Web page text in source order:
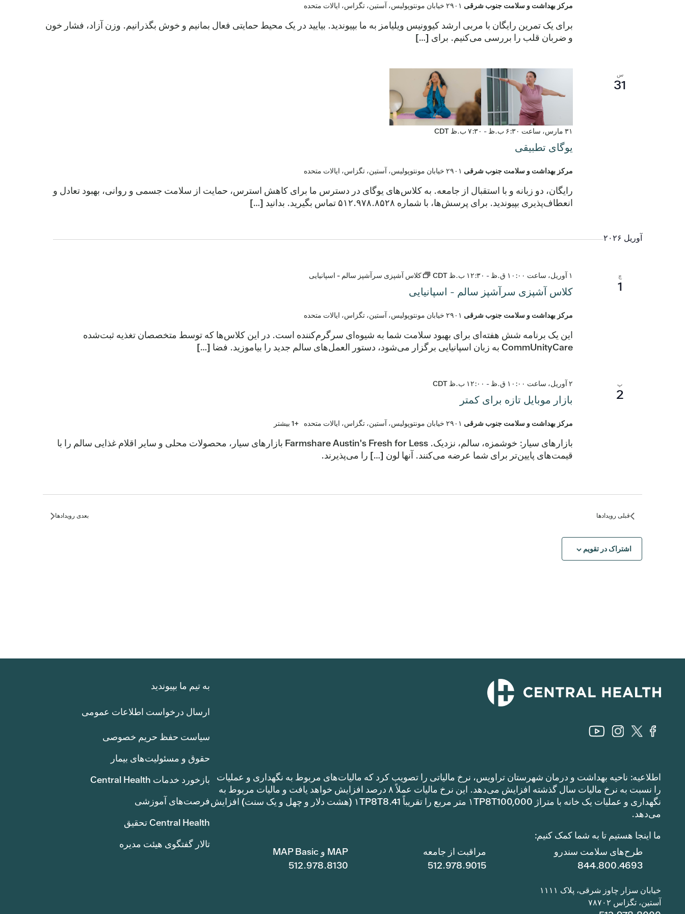
مرکز بهداشت و سلامت جنوب شرقی ۲۹۰۱ خیابان مونتوپولیس، آستین، تگزاس، ایالات متحده
برای یک تمرین رایگان با مربی ارشد کیوونیس ویلیامز به ما بپیوندید. بیایید در یک محیط حمایتی فعال بمانیم و خوش بگذرانیم. وزن آزاد، فشار خون
و ضربان قلب را بررسی می‌کنیم. برای […]
س
31
یوگای تطبیقی
۳۱ مارس، ساعت ۶:۳۰ ب.ظ - ۷:۳۰ ب.ظ CDT
مرکز بهداشت و سلامت جنوب شرقی ۲۹۰۱ خیابان مونتوپولیس، آستین، تگزاس، ایالات متحده
رایگان، دو زبانه و با استقبال از جامعه. به کلاس‌های یوگای در دسترس ما برای کاهش استرس، حمایت از سلامت جسمی و روانی، بهبود تعادل و
انعطاف‌پذیری بپیوندید. برای پرسش‌ها، با شماره ۵۱۲.۹۷۸.۸۵۲۸ تماس بگیرید. بدانید […]
آوریل ۲۰۲۶
چ
1 کلاس آشپزی سرآشپز سالم - اسپانیایی
۱ آوریل، ساعت ۱۰:۰۰ ق.ظ - ۱۲:۳۰ ب.ظ CDT کلاس آشپزی سرآشپز سالم - اسپانیایی
مرکز بهداشت و سلامت جنوب شرقی ۲۹۰۱ خیابان مونتوپولیس، آستین، تگزاس، ایالات متحده
این یک برنامه شش هفته‌ای برای بهبود سلامت شما به شیوه‌ای سرگرم‌کننده است. در این کلاس‌ها که توسط متخصصان تغذیه ثبت‌شده
CommUnityCare به زبان اسپانیایی برگزار می‌شود، دستور العمل‌های سالم جدید را بیاموزید. فضا […]
پ
2 بازار موبایل تازه برای کمتر
۲ آوریل، ساعت ۱۰:۰۰ ق.ظ - ۱۲:۰۰ ب.ظ CDT
مرکز بهداشت و سلامت جنوب شرقی ۲۹۰۱ خیابان مونتوپولیس، آستین، تگزاس، ایالات متحده +1 بیشتر
بازارهای سیار: خوشمزه، سالم، نزدیک. Farmshare Austin's Fresh for Less بازارهای سیار، محصولات محلی و سایر اقلام غذایی سالم را با
قیمت‌های پایین‌تر برای شما عرضه می‌کنند. آنها لون […] را می‌پذیرند.
قبلی رویدادها بعدی رویدادها
اشتراک در تقویم
اطلاعیه: ناحیه بهداشت و درمان شهرستان تراویس، نرخ مالیاتی را تصویب کرد که مالیات‌های مربوط به نگهداری و عملیات
را نسبت به نرخ مالیات سال گذشته افزایش می‌دهد. این نرخ مالیات عملاً ۸ درصد افزایش خواهد یافت و مالیات مربوط به
نگهداری و عملیات یک خانه با متراژ ۱TP8T100,000 متر مربع را تقریباً ۱TP8T8.41 (هشت دلار و چهل و یک سنت) افزایش
می‌دهد.
ما اینجا هستیم تا به شما کمک کنیم:
MAP و MAP Basic
512.978.8130
مراقبت از جامعه
512.978.9015
طرح‌های سلامت سندرو
844.800.4693
خیابان سزار چاوز شرقی، پلاک ۱۱۱۱
آستین، تگزاس ۷۸۷۰۲
به تیم ما بپیوندید
ارسال درخواست اطلاعات عمومی
سیاست حفظ حریم خصوصی
حقوق و مسئولیت‌های بیمار
بازخورد خدمات Central Health
فرصت‌های آموزشی
Central Health تحقیق
تالار گفتگوی هیئت مدیره